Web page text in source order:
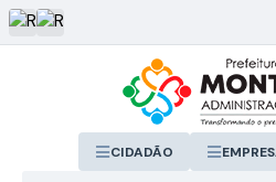
CIDADÃO